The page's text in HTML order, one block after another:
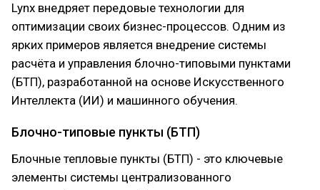
Lynx внедряет передовые технологии для
оптимизации своих бизнес-процессов. Одним из
ярких примеров является внедрение системы
расчёта и управления блочно-типовыми пунктами
(БТП), разработанной на основе Искусственного
Интеллекта (ИИ) и машинного обучения.
Блочно-типовые пункты (БТП)
Блочные тепловые пункты (БТП) - это ключевые
элементы системы централизованного